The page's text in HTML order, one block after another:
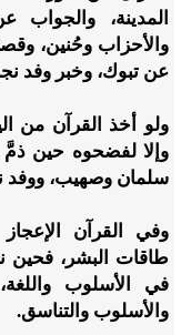
المدينة،
والأحزاب وحُنين،
عن تبوك، وخبر وفد
ولو أخذ القرآن من
وإلا لفضحوه حين
سلمان وصهيب، ووفد
وفي القرآن الإعجاز
طاقات البشر، فحين
في الأسلوب
والأسلوب والتناسق.